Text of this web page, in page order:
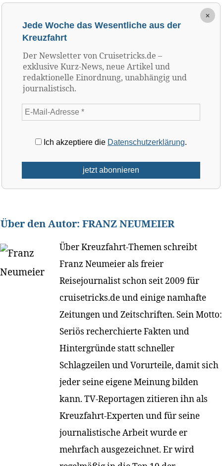
×
Jede Woche das Wesentliche aus der
Kreuzfahrt
Der Newsletter von Cruisetricks.de –
exklusive Kurz-News, neue Artikel und
redaktionelle Einordnung, unabhängig und
journalistisch.
Ich akzeptiere die Datenschutzerklärung.
Über den Autor: FRANZ NEUMEIER
Über Kreuzfahrt-Themen schreibt
Franz Neumeier als freier
Reisejournalist schon seit 2009 für
cruisetricks.de und einige namhafte
Zeitungen und Zeitschriften. Sein Motto:
Seriös recherchierte Fakten und
Hintergründe statt schneller
Schlagzeilen und Vorurteile, damit sich
jeder seine eigene Meinung bilden
kann. TV-Reportagen zitieren ihn als
Kreuzfahrt-Experten und für seine
journalistische Arbeit wurde er
mehrfach ausgezeichnet. Er wird